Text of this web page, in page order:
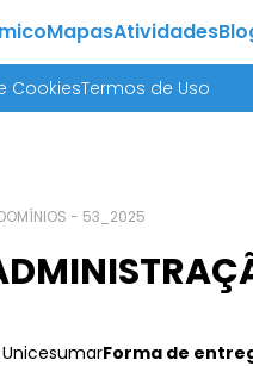
MapasAtividades
CookiesTermos de Uso
- 53_2025
Forma de